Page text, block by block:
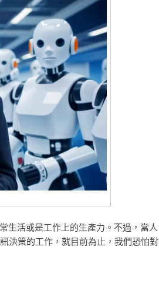
生活或是工作上的生產力。不過，當人
決策的工作，就目前為止，我們恐怕對